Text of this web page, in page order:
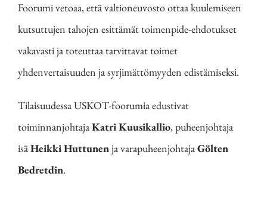
Foorumi vetoaa, että valtioneuvosto ottaa kuulemiseen
kutsuttujen tahojen esittämät toimenpide-ehdotukset
vakavasti ja toteuttaa tarvittavat toimet
yhdenvertaisuuden ja syrjimättömyyden edistämiseksi.
Tilaisuudessa USKOT-foorumia edustivat
toiminnanjohtajaKatri Kuusikallio, puheenjohtaja
isäHeikki Huttunenja varapuheenjohtajaGölten
Bedretdin.